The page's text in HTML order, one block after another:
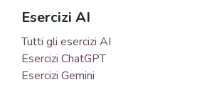
Esercizi AI
Tutti gli esercizi AI
Esercizi ChatGPT
Esercizi Gemini